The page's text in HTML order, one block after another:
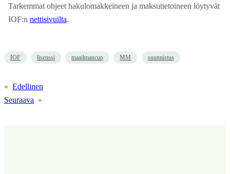
Tarkemmat ohjeet hakulomakkeineen ja maksutietoineen löytyvät
IOF:nnettisivuilta.
IOF lisenssi maailmancup MM suunnistus
« Edellinen
Seuraava »